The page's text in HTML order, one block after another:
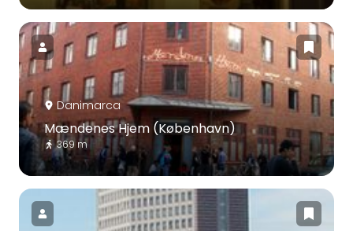
Danimarca
Mændenes Hjem (København)
369 m